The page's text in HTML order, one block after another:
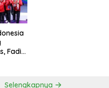
Fadil
Selengkapnya